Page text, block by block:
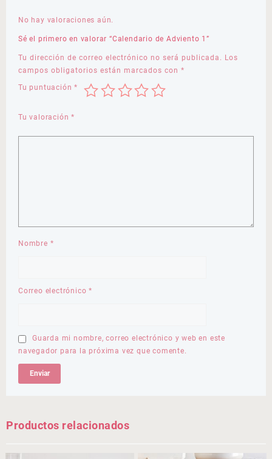
No hay valoraciones aún.
Sé el primero en valorar “Calendario de Adviento 1”
Tu dirección de correo electrónico no será publicada. Los
campos obligatorios están marcados con *
Tu puntuación*
Tu valoración*
Nombre *
Correo electrónico*
Guarda mi nombre, correo electrónico y web en este
navegador para la próxima vez que comente.
Productos relacionados